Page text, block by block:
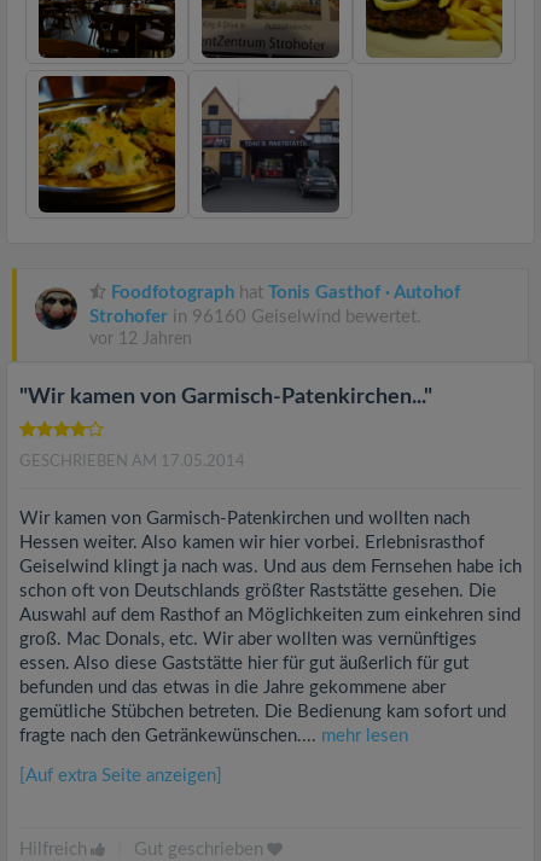
Foodfotograph hat Tonis Gasthof · Autohof
Strohofer in 96160 Geiselwind bewertet.
vor 12 Jahren
"Wir kamen von Garmisch-Patenkirchen..."
GESCHRIEBEN AM 17.05.2014
Wir kamen von Garmisch-Patenkirchen und wollten nach
Hessen weiter. Also kamen wir hier vorbei. Erlebnisrasthof
Geiselwind klingt ja nach was. Und aus dem Fernsehen habe ich
schon oft von Deutschlands größter Raststätte gesehen. Die
Auswahl auf dem Rasthof an Möglichkeiten zum einkehren sind
groß. Mac Donals, etc. Wir aber wollten was vernünftiges
essen. Also diese Gaststätte hier für gut äußerlich für gut
befunden und das etwas in die Jahre gekommene aber
gemütliche Stübchen betreten. Die Bedienung kam sofort und
fragte nach den Getränkewünschen.... mehr lesen
[Auf extra Seite anzeigen]
Hilfreich Gut geschrieben